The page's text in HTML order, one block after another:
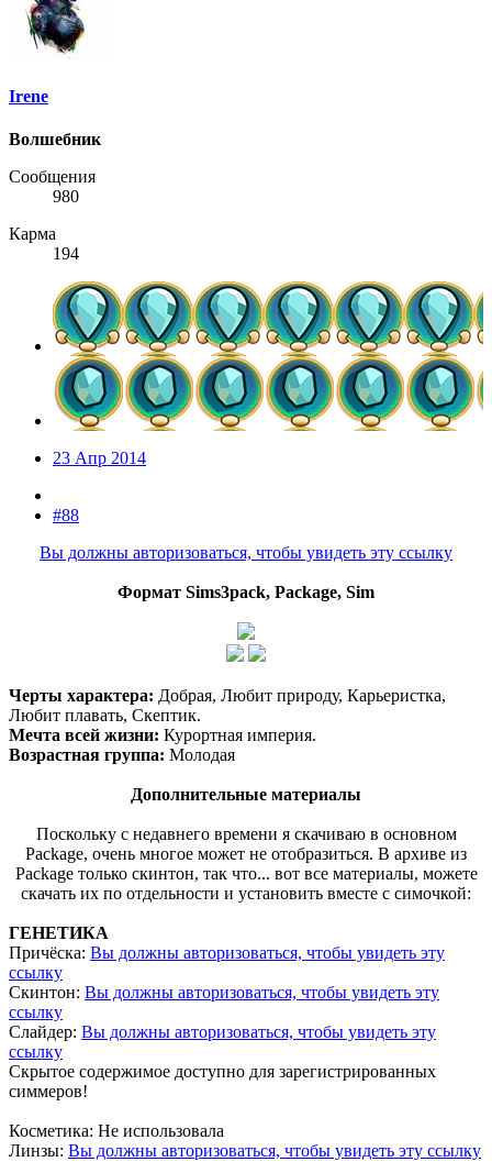
Irene
Волшебник
Сообщения
980
Карма
194
23 Апр 2014
#88
Вы должны авторизоваться, чтобы увидеть эту ссылку
Формат Sims3pack, Package, Sim
Черты характера: Добрая, Любит природу, Карьеристка,
Любит плавать, Скептик.
Мечта всей жизни: Курортная империя.
Возрастная группа: Молодая
Дополнительные материалы
Поскольку с недавнего времени я скачиваю в основном
Package, очень многое может не отобразиться. В архиве из
Package только скинтон, так что... вот все материалы, можете
скачать их по отдельности и установить вместе с симочкой:​
ГЕНЕТИКА
Причёска: Вы должны авторизоваться, чтобы увидеть эту
ссылку
Скинтон: Вы должны авторизоваться, чтобы увидеть эту
ссылку
Слайдер: Вы должны авторизоваться, чтобы увидеть эту
ссылку
Скрытое содержимое доступно для зарегистрированных
симмеров!
Косметика: Не использовала
Линзы: Вы должны авторизоваться, чтобы увидеть эту ссылку